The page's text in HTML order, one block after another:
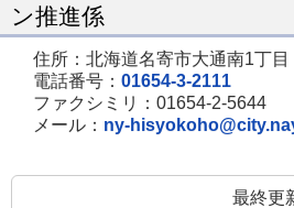
ン推進係
住所：北海道名寄市大通南1丁目
電話番号： 01654-3-2111
ファクシミリ：01654-2-5644
メール： ny-
最終更